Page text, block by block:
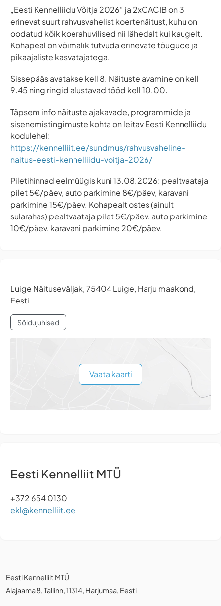
„Eesti Kennelliidu Võitja 2026“ ja 2xCACIB on 3
erinevat suurt rahvusvahelist koertenäitust, kuhu on
oodatud kõik koerahuvilised nii lähedalt kui kaugelt.
Kohapeal on võimalik tutvuda erinevate tõugude ja
pikaajaliste kasvatajatega.
Sissepääs avatakse kell 8. Näituste avamine on kell
9.45 ning ringid alustavad tööd kell 10.00.
Täpsem info näituste ajakavade, programmide ja
sisenemistingimuste kohta on leitav Eesti Kennelliidu
kodulehel:
https://kennelliit.ee/sundmus/rahvusvaheline-
naitus-eesti-kennelliidu-voitja-2026/
Piletihinnad eelmüügis kuni 13.08.2026: pealtvaataja
pilet 5€/päev, auto parkimine 8€/päev, karavani
parkimine 15€/päev. Kohapealt ostes (ainult
sularahas) pealtvaataja pilet 5€/päev, auto parkimine
10€/päev, karavani parkimine 20€/päev.
Luige Näituseväljak, 75404 Luige, Harju maakond,
Eesti
Sõidujuhised
Vaata kaarti
Eesti Kennelliit MTÜ
+372 654 0130
ekl@kennelliit.ee
Eesti Kennelliit MTÜ
Alajaama 8, Tallinn, 11314, Harjumaa, Eesti